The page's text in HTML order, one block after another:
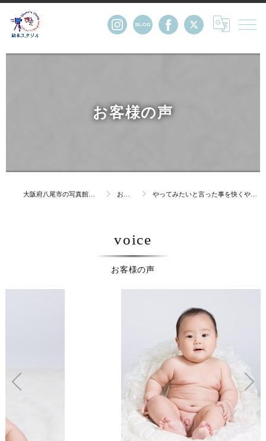
お客様の声
大阪府八尾市の写真館・株式会社岡本スタジオ お客様の声 やってみたいと言った事を快くやらせて下さり本当にステキな時間
お客様の声
voice